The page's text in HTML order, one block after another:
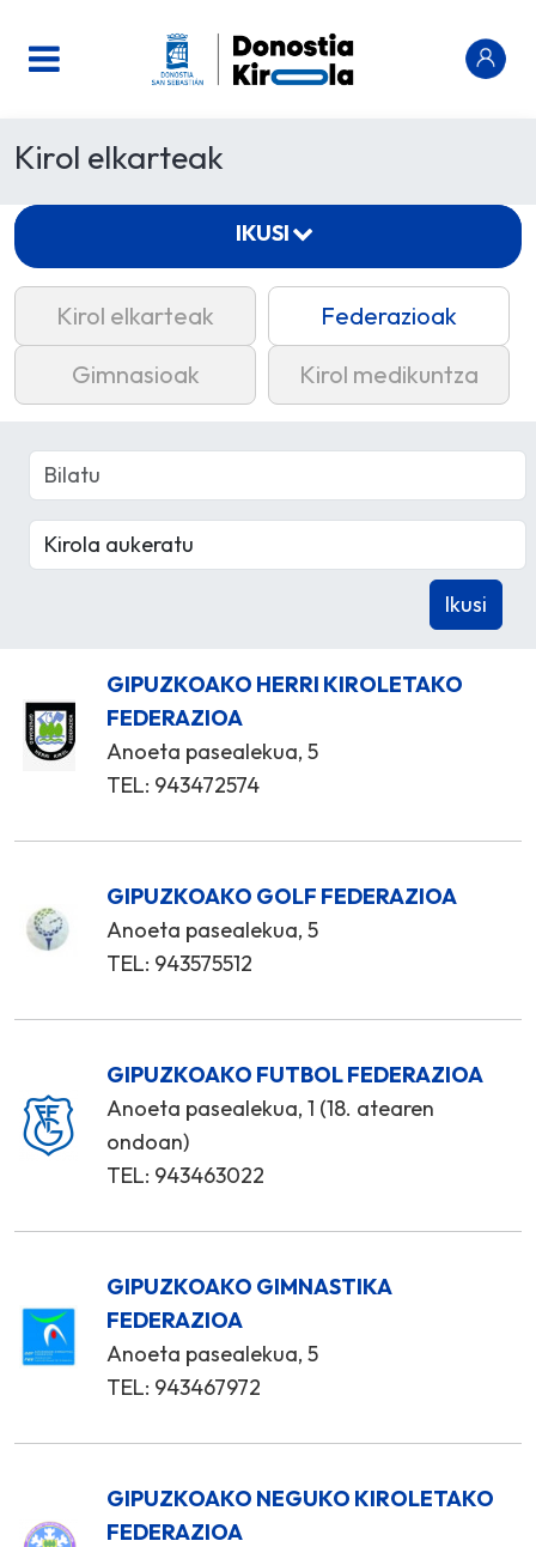
Kirol elkarteak
Kirol elkarteak
Federazioak
Gimnasioak
Kirol medikuntza
GIPUZKOAKO HERRI KIROLETAKO
FEDERAZIOA
Anoeta pasealekua, 5
TEL: 943472574
GIPUZKOAKO GOLF FEDERAZIOA
Anoeta pasealekua, 5
TEL: 943575512
GIPUZKOAKO FUTBOL FEDERAZIOA
Anoeta pasealekua, 1 (18. atearen
ondoan)
TEL: 943463022
GIPUZKOAKO GIMNASTIKA
FEDERAZIOA
Anoeta pasealekua, 5
TEL: 943467972
GIPUZKOAKO NEGUKO KIROLETAKO
FEDERAZIOA
IKUSI